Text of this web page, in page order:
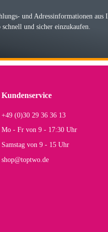
Zuverlässigkeit muss sich noch in
und Adressinformationen aus
und sicher einzukaufen.
Kundenservice
+49 (0)30 29 36 36 13
Mo - Fr von 9 - 17:30 Uhr
Samstag von 9 - 15 Uhr
shop@toptwo.de